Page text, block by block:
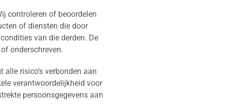
controleren of beoordelen
of diensten die door
van die derden. De
onderschreven.
risico’s verbonden aan
verantwoordelijkheid voor
persoonsgegevens aan